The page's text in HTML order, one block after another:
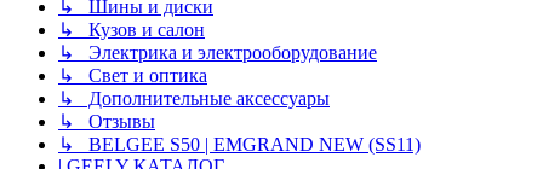
↳ Шины и диски
↳ Кузов и салон
↳ Электрика и электрооборудование
↳ Свет и оптика
↳ Дополнительные аксессуары
↳ Отзывы
↳ BELGEE S50 | EMGRAND NEW (SS11)